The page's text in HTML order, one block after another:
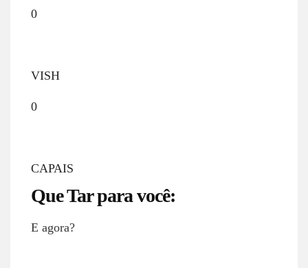
0
VISH
0
CAPAIS
Que Tar para você:
E agora?